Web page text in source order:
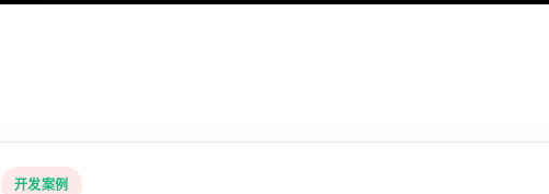
开发案例